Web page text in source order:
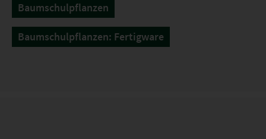
Baumschulpflanzen
Baumschulpflanzen: Fertigware